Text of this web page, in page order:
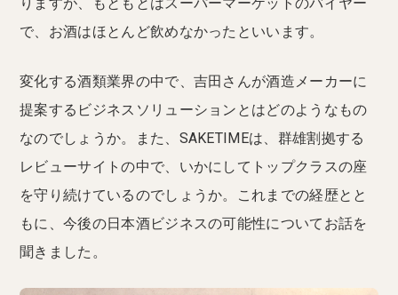
りますが、もともとはスーパーマーケットのバイヤー
で、お酒はほとんど飲めなかったといいます。
変化する酒類業界の中で、吉田さんが酒造メーカーに
提案するビジネスソリューションとはどのようなもの
なのでしょうか。また、SAKETIMEは、群雄割拠する
レビューサイトの中で、いかにしてトップクラスの座
を守り続けているのでしょうか。これまでの経歴とと
もに、今後の日本酒ビジネスの可能性についてお話を
聞きました。